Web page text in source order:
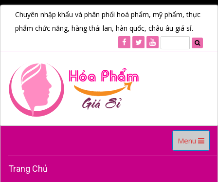
Chuyên nhập khẩu và phân phối hoá phẩm, mỹ phẩm, thực
phẩm chức năng, hàng thái lan, hàn quốc, châu âu giá sỉ.
Toggle
navigation
Menu
Trang Chủ